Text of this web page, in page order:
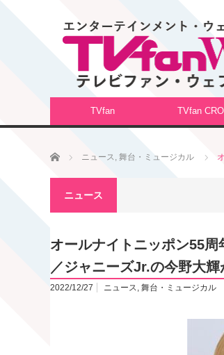
TVfan TVfan
ホーム ニュース, 舞台・ミュージカル
ニュース
オールナイトニッポン55
／ジャニーズJr.の今野大
2022/12/27 ニュース, 舞台・ミュージカル